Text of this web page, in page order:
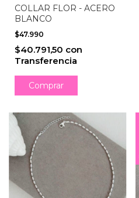
COLLAR FLOR - ACERO
BLANCO
$47.990
$40.791,50 con
Transferencia